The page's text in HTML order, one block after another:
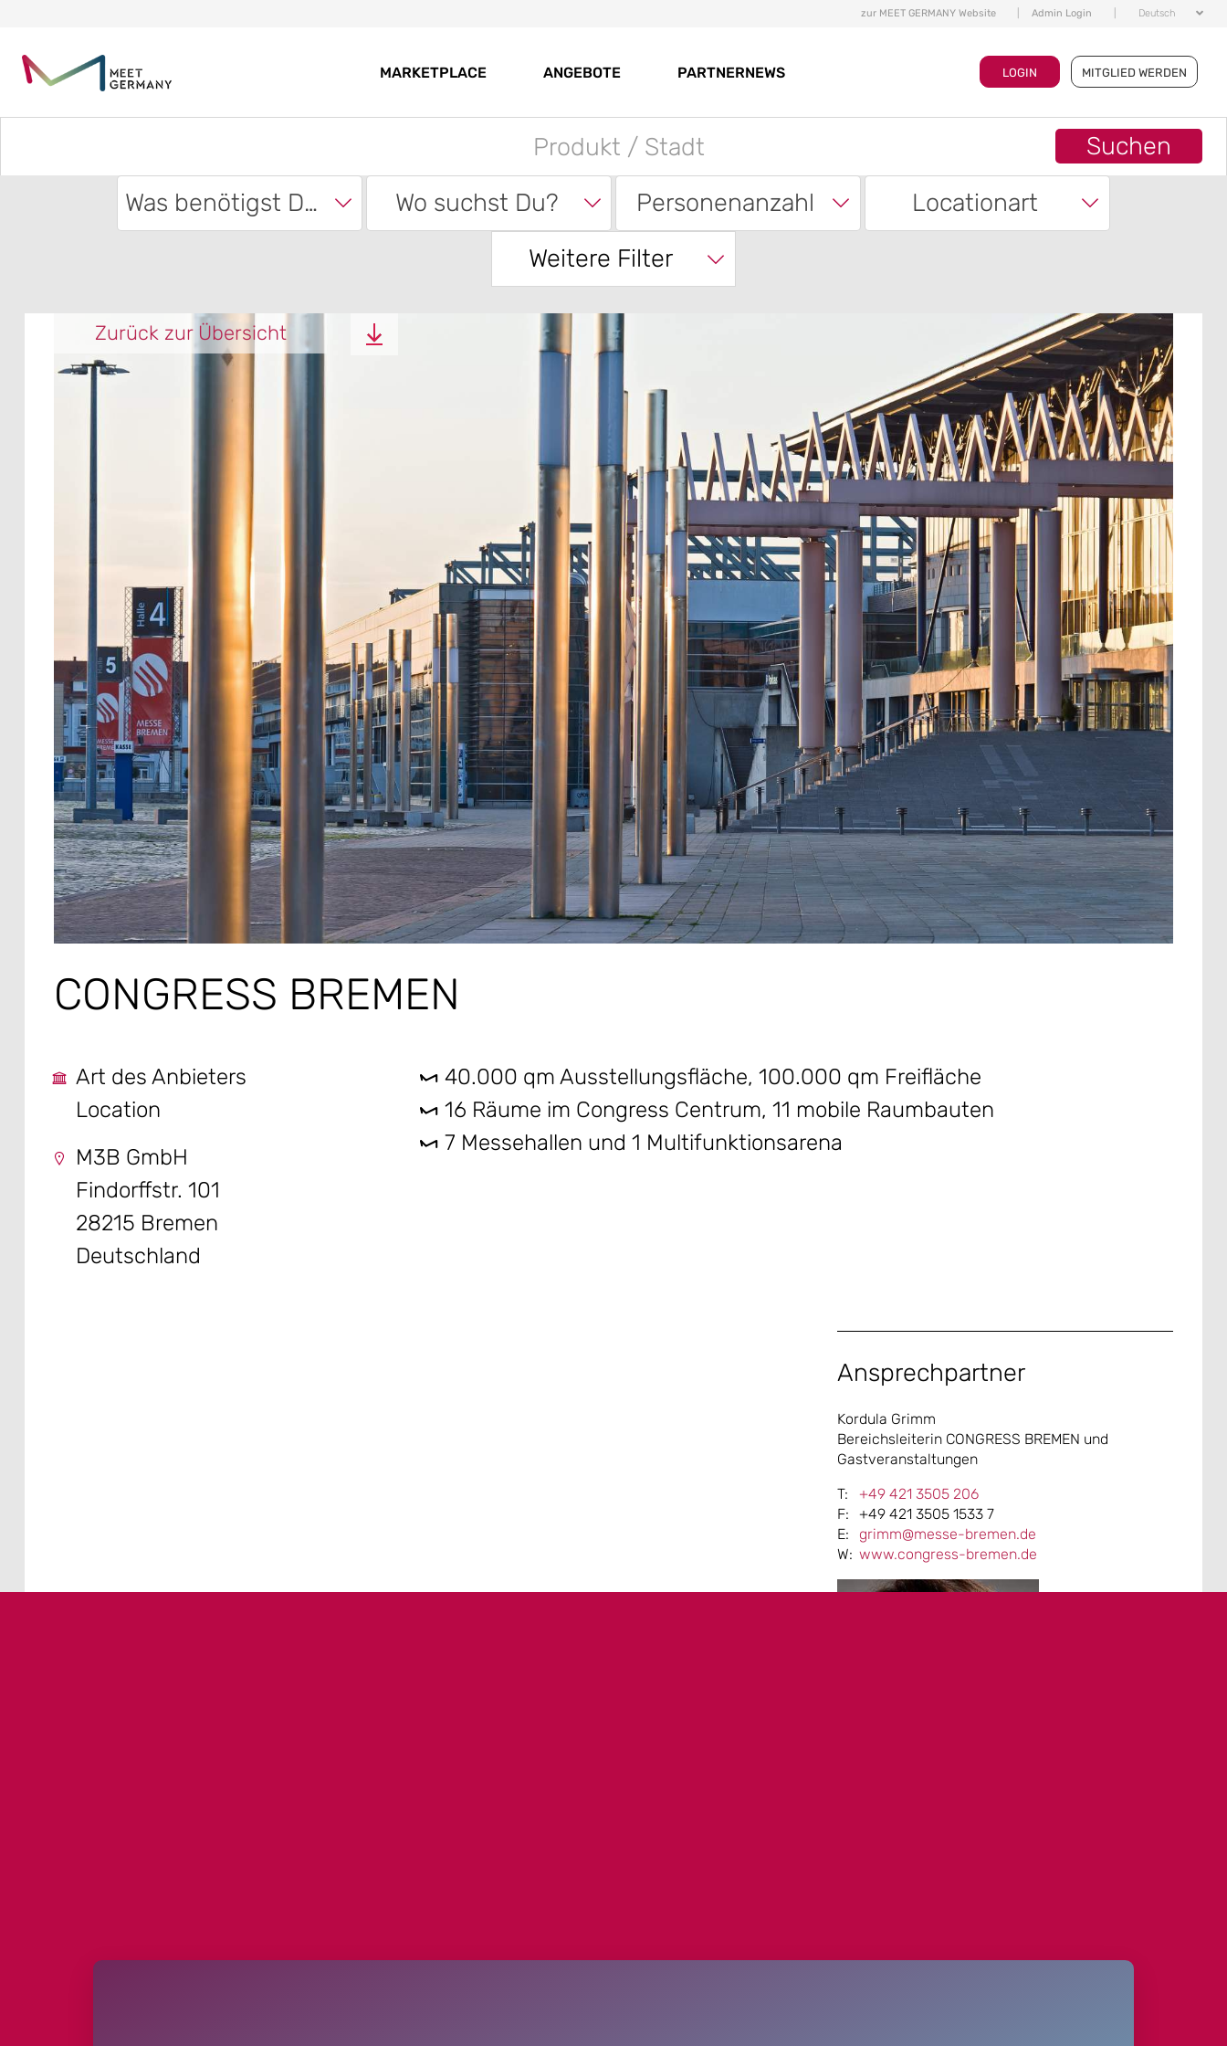
zur MEET GERMANY Website Admin Login Deutsch
MARKETPLACE ANGEBOTE PARTNERNEWS LOGIN MITGLIED WERDEN
Suchen
Was benötigst Du?
Wo suchst Du? Personenanzahl
Locationart
Weitere Filter
Zurück zur Übersicht
CONGRESS BREMEN
Art des Anbieters
Location
M3B GmbH
Findorffstr. 101
28215 Bremen
Deutschland
40.000 qm Ausstellungsfläche, 100.000 qm Freifläche
16 Räume im Congress Centrum, 11 mobile Raumbauten
7 Messehallen und 1 Multifunktionsarena
Ansprechpartner
Kordula Grimm
Bereichsleiterin CONGRESS BREMEN und
Gastveranstaltungen
+49 421 3505 206
+49 421 3505 1533 7
grimm@messe-bremen.de
www.congress-bremen.de